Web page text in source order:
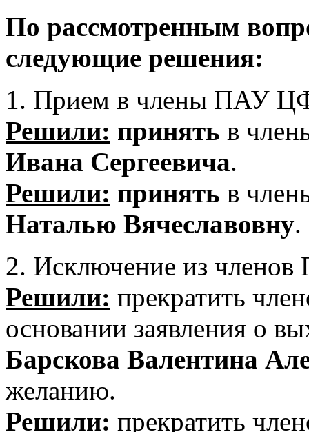
По рассмотренным
следующие решения:
1. Прием в члены ПАУ
Решили: принять в
Ивана Сергеевича.
Решили: принять в
Наталью Вячеславовну.
2. Исключение из
Решили: прекратить
основании заявления о
Барскова Валентина
желанию.
Решили: прекратить